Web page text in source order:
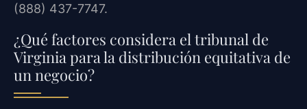
(888) 437-7747.
¿Qué factores considera el tribunal de
Virginia para la distribución equitativa de
un negocio?